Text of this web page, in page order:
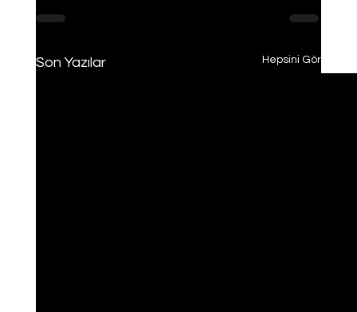
Son Yazılar Hepsini Gör